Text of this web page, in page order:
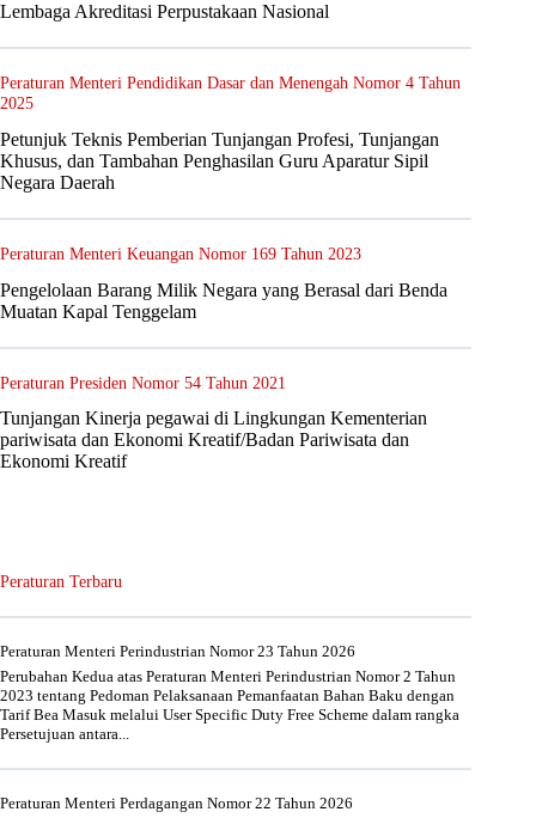
Lembaga Akreditasi Perpustakaan Nasional
Peraturan Menteri Pendidikan Dasar dan Menengah Nomor 4 Tahun
2025
Petunjuk Teknis Pemberian Tunjangan Profesi, Tunjangan
Khusus, dan Tambahan Penghasilan Guru Aparatur Sipil
Negara Daerah
Peraturan Menteri Keuangan Nomor 169 Tahun 2023
Pengelolaan Barang Milik Negara yang Berasal dari Benda
Muatan Kapal Tenggelam
Peraturan Presiden Nomor 54 Tahun 2021
Tunjangan Kinerja pegawai di Lingkungan Kementerian
pariwisata dan Ekonomi Kreatif/Badan Pariwisata dan
Ekonomi Kreatif
Peraturan Terbaru
Peraturan Menteri Perindustrian Nomor 23 Tahun 2026
Perubahan Kedua atas Peraturan Menteri Perindustrian Nomor 2 Tahun
2023 tentang Pedoman Pelaksanaan Pemanfaatan Bahan Baku dengan
Tarif Bea Masuk melalui User Specific Duty Free Scheme dalam rangka
Persetujuan antara...
Peraturan Menteri Perdagangan Nomor 22 Tahun 2026